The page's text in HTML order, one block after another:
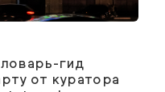
гид
от куратора